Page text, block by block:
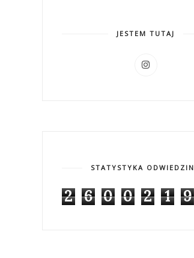
JESTEM TUTAJ
STATYSTYKA ODWIEDZIN
2 6 0 0 2 1 9